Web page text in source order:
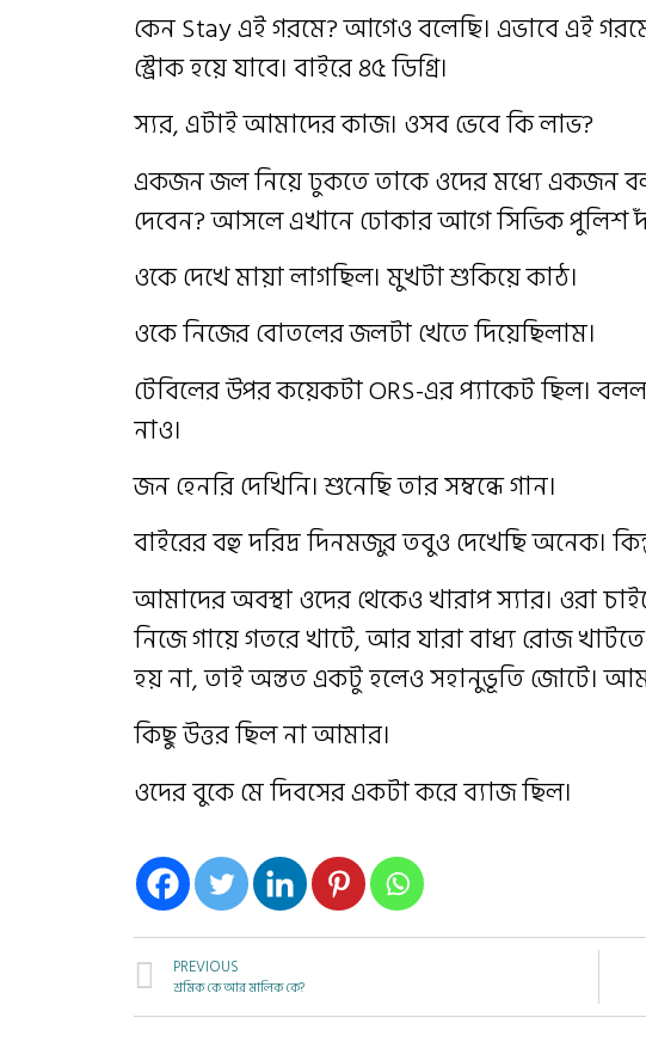
কেন Stay এই গরমে? আগেও বলেছি। এভাবে এই
স্ট্রোক হয়ে যাবে। বাইরে ৪৫ ডিগ্রি।
স্যর, এটাই আমাদের কাজ। ওসব ভেবে কি লাভ?
একজন জল নিয়ে ঢুকতে তাকে ওদের মধ্যে একজন
দেবেন? আসলে এখানে ঢোকার আগে সিভিক পুলিশ
ওকে দেখে মায়া লাগছিল। মুখটা শুকিয়ে কাঠ।
ওকে নিজের বোতলের জলটা খেতে দিয়েছিলাম।
টেবিলের উপর কয়েকটা ORS-এর প্যাকেট ছিল।
নাও।
জন হেনরি দেখিনি। শুনেছি তার সম্বন্ধে গান।
বাইরের বহু দরিদ্র দিনমজুর তবুও দেখেছি অনেক।
আমাদের অবস্থা ওদের থেকেও খারাপ স্যার। ওরা
নিজে গায়ে গতরে খাটে, আর যারা বাধ্য রোজ
হয় না, তাই অন্তত একটু হলেও সহানুভূতি জোটে।
কিছু উত্তর ছিল না আমার।
ওদের বুকে মে দিবসের একটা করে ব্যাজ ছিল।
PREVIOUS
শ্রমিক কে আর মালিক কে?